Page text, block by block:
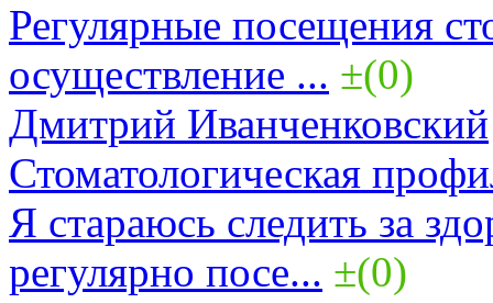
Регулярные посещения
осуществление ... ±(0)
Дмитрий Иванченковский
Стоматологическая
Я стараюсь следить за
регулярно посе... ±(0)